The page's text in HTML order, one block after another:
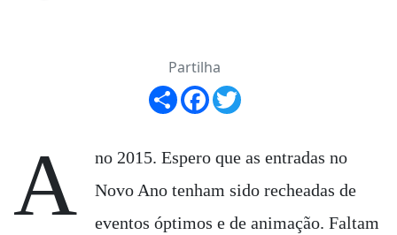
Partilha
Share Facebook
A
no 2015. Espero que as entradas no
Novo Ano tenham sido recheadas de
eventos óptimos e de animação. Faltam